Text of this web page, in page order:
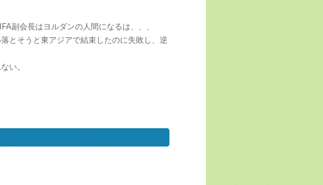
副会長はヨルダンの人間になるは、、、
とそうと東アジアで結束したのに失敗し、逆
い。